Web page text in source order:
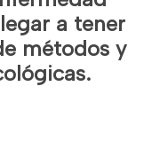
a tener
métodosy
.